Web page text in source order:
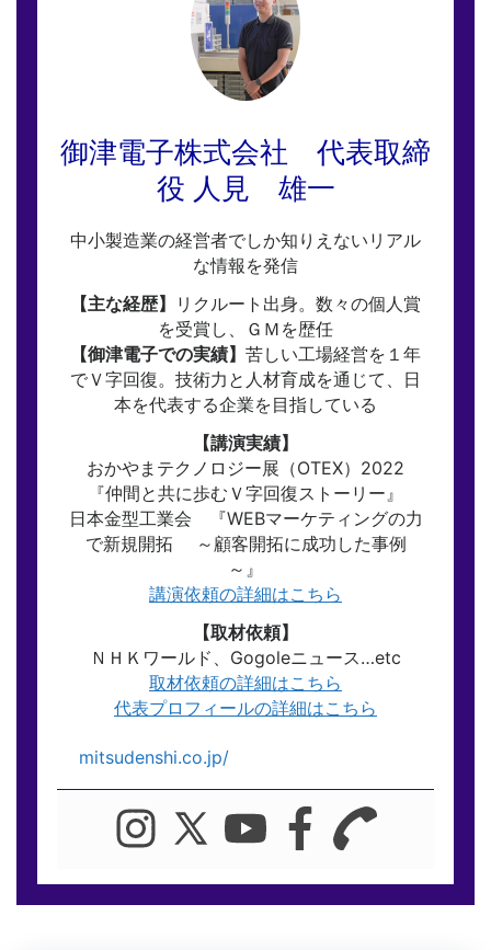
御津電子株式会社 代表取締
役 人見 雄一
中小製造業の経営者でしか知りえないリアル
な情報を発信
【主な経歴】
リクルート出身。数々の個人賞
を受賞し、ＧＭを歴任
【御津電子での実績】 苦しい工場経営を１年
でＶ字回復。技術力と人材育成を通じて、日
本を代表する企業を目指している
【講演実績】
おかやまテクノロジー展（OTEX）2022
『仲間と共に歩むＶ字回復ストーリー』
日本金型工業会 『WEBマーケティングの力
で新規開拓 ～顧客開拓に成功した事例
～』
講演依頼の詳細はこちら
【取材依頼】
ＮＨＫワールド、Gogoleニュース…etc
取材依頼の詳細はこちら
代表プロフィールの詳細はこちら
mitsudenshi.co.jp/